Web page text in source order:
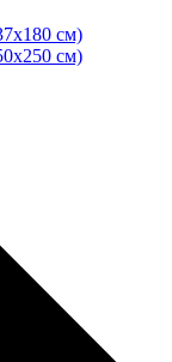
см)
см)